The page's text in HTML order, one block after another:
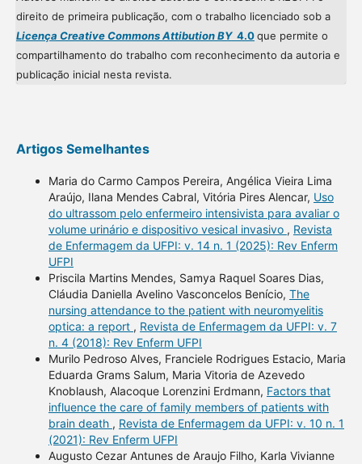
direito de primeira publicação, com o trabalho licenciado sob a
Licença Creative Commons Attibution BY4.0que permite o
compartilhamento do trabalho com reconhecimento da autoria e
publicação inicial nesta revista.
Artigos Semelhantes
Maria do Carmo Campos Pereira, Angélica Vieira Lima
Araújo, Ilana Mendes Cabral, Vitória Pires Alencar, Uso
do ultrassom pelo enfermeiro intensivista para avaliar o
volume urinário e dispositivo vesical invasivo , Revista
de Enfermagem da UFPI: v. 14 n. 1 (2025): Rev Enferm
UFPI
Priscila Martins Mendes, Samya Raquel Soares Dias,
Cláudia Daniella Avelino Vasconcelos Benício, The
nursing attendance to the patient with neuromyelitis
optica: a report , Revista de Enfermagem da UFPI: v. 7
n. 4 (2018): Rev Enferm UFPI
Murilo Pedroso Alves, Franciele Rodrigues Estacio, Maria
Eduarda Grams Salum, Maria Vitoria de Azevedo
Knoblaush, Alacoque Lorenzini Erdmann, Factors that
influence the care of family members of patients with
brain death , Revista de Enfermagem da UFPI: v. 10 n. 1
(2021): Rev Enferm UFPI
Augusto Cezar Antunes de Araujo Filho, Karla Vivianne